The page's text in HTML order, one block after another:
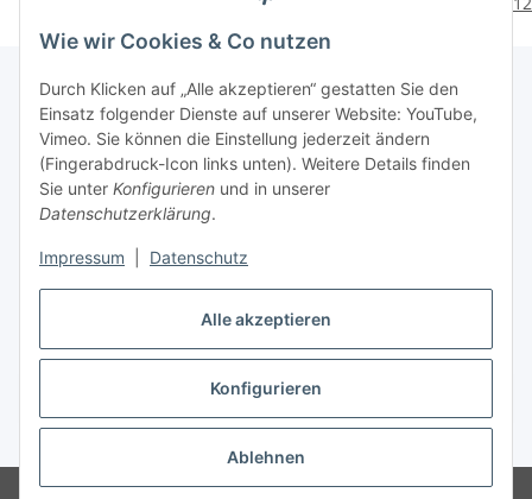
Alle akzeptieren
Konfigurieren
Ablehnen
Wie wir Cookies & Co nutzen
Durch Klicken auf „Alle akzeptieren“ gestatten Sie den
Einsatz folgender Dienste auf unserer Website: YouTube,
Vimeo. Sie können die Einstellung jederzeit ändern
(Fingerabdruck-Icon links unten). Weitere Details finden
Sie unter Konfigurieren und in unserer
Datenschutzerklärung.
Impressum Datenschutz
Informationen
Vertrag widerrufen
* Alle Preise inkl. gesetzlicher USt., zzgl.